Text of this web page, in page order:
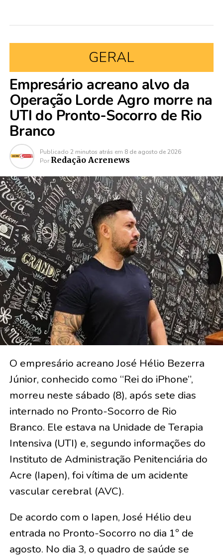
GERAL
Empresário acreano alvo da
Operação Lorde Agro morre na
UTI do Pronto-Socorro de Rio
Branco
Publicado 2 minutos atrás em 8 de agosto de 2026
Por Redação Acrenews
O empresário acreano José Hélio Bezerra
Júnior, conhecido como “Rei do iPhone”,
morreu neste sábado (8), após sete dias
internado no Pronto-Socorro de Rio
Branco. Ele estava na Unidade de Terapia
Intensiva (UTI) e, segundo informações do
Instituto de Administração Penitenciária do
Acre (Iapen), foi vítima de um acidente
vascular cerebral (AVC).
De acordo com o Iapen, José Hélio deu
entrada no Pronto-Socorro no dia 1º de
agosto. No dia 3, o quadro de saúde se